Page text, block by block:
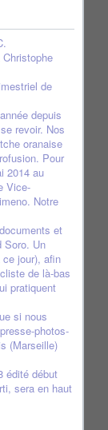
Christophe
de
depuis
revoir. Nos
oranaise
Pour
2014 au
Vice-
Notre
et
Soro. Un
jour), afin
de là-bas
pratiquent
si nous
photos-
(Marseille)
édité début
sera en haut